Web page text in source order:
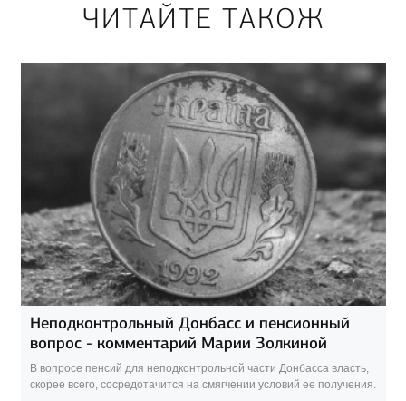
ЧИТАЙТЕ ТАКОЖ
Неподконтрольный Донбасс и пенсионный
вопрос - комментарий Марии Золкиной
В вопросе пенсий для неподконтрольной части Донбасса власть,
скорее всего, сосредотачится на смягчении условий ее получения.